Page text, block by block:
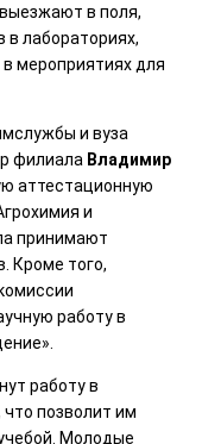
в поля,
в лабораториях,
мероприятиях для
и вуза
филиала Владимир
аттестационную
и
принимают
Кроме того,
работу в
работу в
позволит им
Молодые